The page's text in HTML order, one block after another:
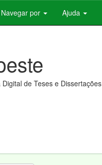
Navegar por Ajuda
Digital de Teses e Dissertações